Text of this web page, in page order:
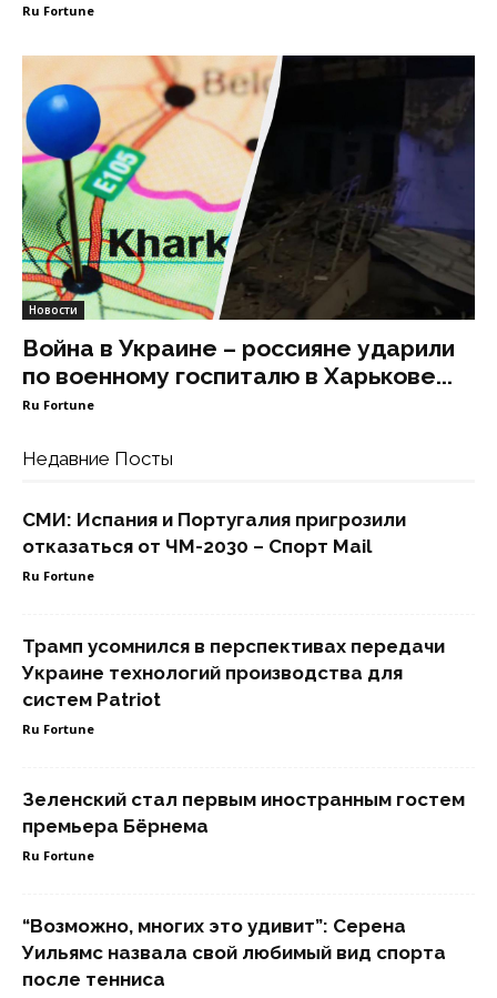
Ru Fortune
Новости
Война в Украине – россияне ударили
по военному госпиталю в Харькове...
Ru Fortune
Недавние Посты
СМИ: Испания и Португалия пригрозили
отказаться от ЧМ-2030 – Спорт Mail
Ru Fortune
Трамп усомнился в перспективах передачи
Украине технологий производства для
систем Patriot
Ru Fortune
Зеленский стал первым иностранным гостем
премьера Бёрнема
Ru Fortune
“Возможно, многих это удивит”: Серена
Уильямс назвала свой любимый вид спорта
после тенниса